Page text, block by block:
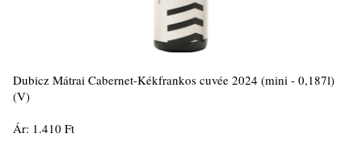
Dubicz Mátrai Cabernet-Kékfrankos cuvée 2024 (mini - 0,187l)
(V)
Ár: 1.410 Ft